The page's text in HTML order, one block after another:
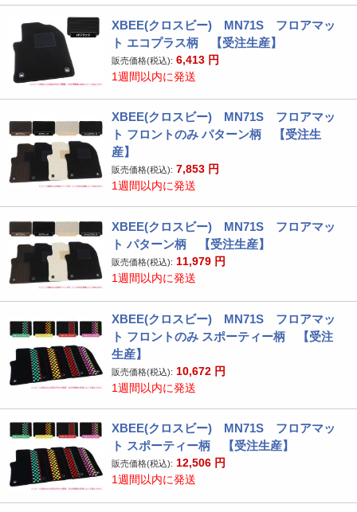
XBEE(クロスビー) MN71S フロアマッ
ト エコプラス柄 【受注生産】
販売価格(税込): 6,413 円
1週間以内に発送
XBEE(クロスビー) MN71S フロアマッ
ト フロントのみ パターン柄 【受注生
産】
販売価格(税込): 7,853 円
1週間以内に発送
XBEE(クロスビー) MN71S フロアマッ
ト パターン柄 【受注生産】
販売価格(税込): 11,979 円
1週間以内に発送
XBEE(クロスビー) MN71S フロアマッ
ト フロントのみ スポーティー柄 【受注
生産】
販売価格(税込): 10,672 円
1週間以内に発送
XBEE(クロスビー) MN71S フロアマッ
ト スポーティー柄 【受注生産】
販売価格(税込): 12,506 円
1週間以内に発送